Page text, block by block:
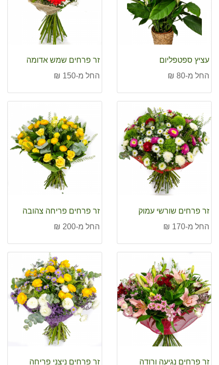
עציץ ספטפליום
החל מ-80 ₪
זר פרחים שמש אדומה
החל מ-150 ₪
זר פרחים שורשי עמוק
החל מ-170 ₪
זר פרחים פריחה צהובה
החל מ-200 ₪
זר פרחים נגיעה ורודה
זר פרחים ניצני פריחה